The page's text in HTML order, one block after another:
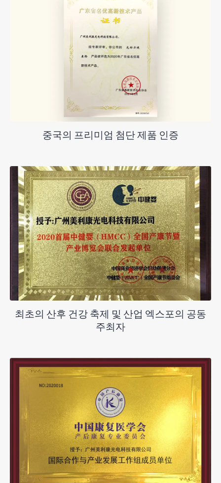
중국의 프리미엄 첨단 제품 인증
최초의 산후 건강 축제 및 산업 엑스포의 공동
주최자